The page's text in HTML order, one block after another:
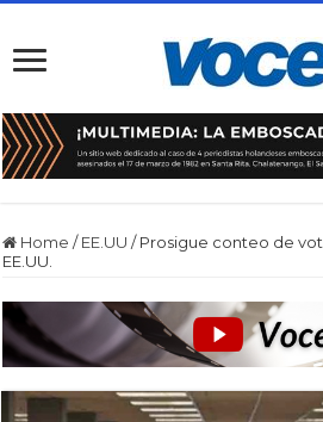
Home / EE.UU / Prosigue conteo de
EE.UU.